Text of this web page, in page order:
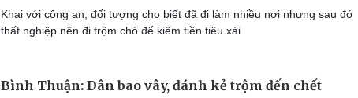
Khai với công an, đối tượng cho biết đã đi làm nhiều nơi nhưng sau đó
thất nghiệp nên đi trộm chó để kiếm tiền tiêu xài
Bình Thuận: Dân bao vây, đánh kẻ trộm đến chết